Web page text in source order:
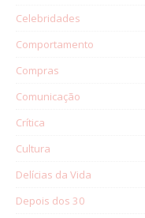
Celebridades
Comportamento
Compras
Comunicação
Crítica
Cultura
Delícias da Vida
Depois dos 30